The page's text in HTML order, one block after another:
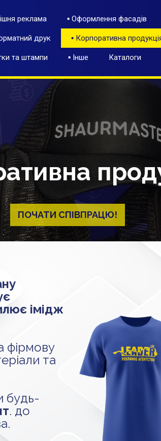
реклама ▪ Оформлення фасадів
друк ▪ Корпоративна
та штампи ▪ Інше Каталоги
ПОЧАТИ СПІВПРАЦЮ!
імідж
фірмову
та
будь-
. до